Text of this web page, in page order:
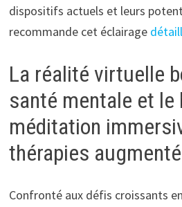
dispositifs actuels et leurs
recommande cet éclairage
La réalité virtuelle
santé mentale et le
méditation
thérapies
Confronté aux défis croissants